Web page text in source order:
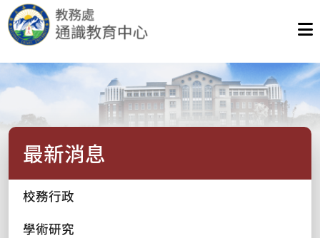
最新消息
校務行政
學術研究